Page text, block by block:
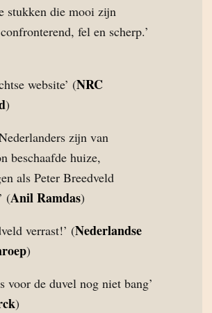
stukken die mooi zijn
fel en scherp.’
website’ (NRC
)
zijn van
beschaafde huize,
als Peter Breedveld
(Anil Ramdas)
verrast!’ (Nederlandse
)
voor de duvel nog niet bang’
)